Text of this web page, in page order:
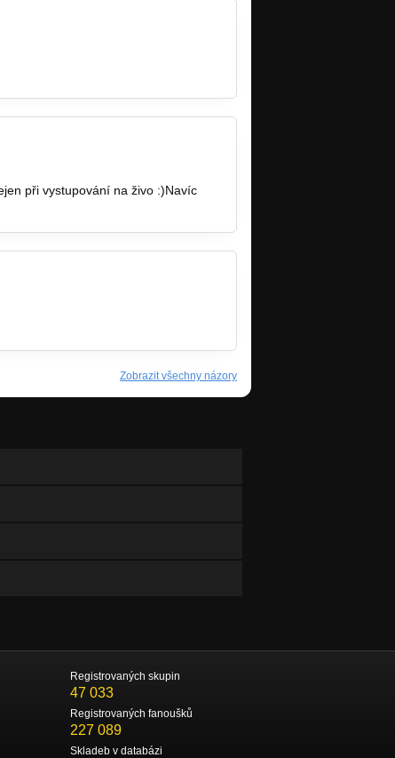
při vystupování na živo :)Navíc
Zobrazit všechny názory
Registrovaných skupin
47 033
Registrovaných fanoušků
227 089
Skladeb v databázi